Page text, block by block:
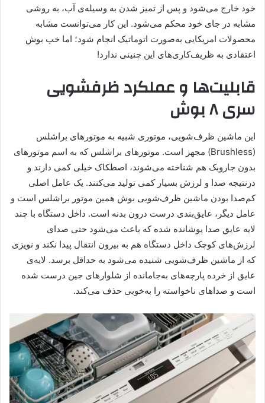
خود خارج می‌شود و پس از تمیز شدن به وسیله‌ی آب، به روشی
مشابه در جای خود محکم می‌شود. این کار می‌توانست مشابه
محصولات امریکایی به‌صورت اتوماتیک انجام شود؛ اما خب بوش
اعتقادی به ظریف‌کاری‌های این چنینی ندارد!
قابلیت‌ها و عملکرد ظرفشویی
سری ۸ بوش
این ماشین ظرف‌شویی، موتوری شبیه به موتورهای براشلس
(Brushless) مجهز است. موتور‌های براشلس که به اسم موتورهای
بدون جاروبک هم شناخته می‌شوند، اصطکاک خیلی کمی دارند و
درنتیجه صدا و لرزش بسیار کمی تولید می‌کنند. یک عامل اصلی
کم‌صدا بودن ماشین ظرف‌شویی بوش همین موتور براشلس است و
عامل دیگر، عایق‌بندی درست درون بدنه است. داخل دستگاه با چند
لایه عایق صدا پوشانده شده که باعث می‌شود حتی صدای
لرزش‌های کوچک داخل دستگاه هم به بیرون انتقال پیدا نکند و نویزی
که از ماشین ظرف‌شویی شنیده ‌می‌شود به حداقل برسد. لایه‌‌ی
عایق از خرده پارچه‌های به‌جامانده از شلوارهای جین درست شده
‌است و صداهای ناخواسته را به‌خوبی حذف می‌کند.